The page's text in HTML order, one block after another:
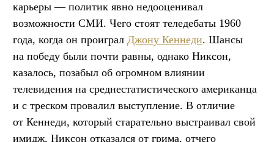
карьеры — политик явно недооценивал
возможности СМИ. Чего стоят теледебаты 1960
года, когда он проиграл Джону Кеннеди. Шансы
на победу были почти равны, однако Никсон,
казалось, позабыл об огромном влиянии
телевидения на среднестатистического американца
и с треском провалил выступление. В отличие
от Кеннеди, который старательно выстраивал свой
имидж, Никсон отказался от грима, отчего